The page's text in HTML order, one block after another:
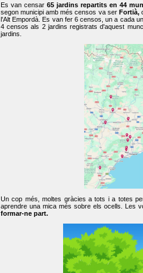
Es van censar65 jardins repartits en 44
segon municipi amb més censos va ser Fortià,
l'Alt Empordà. Es van fer 6 censos, un a cada
4 censos als 2 jardins registrats d'aquest
jardins.
Un cop més, moltes gràcies a tots i a totes
aprendre una mica més sobre els ocells. Les
formar-ne part.